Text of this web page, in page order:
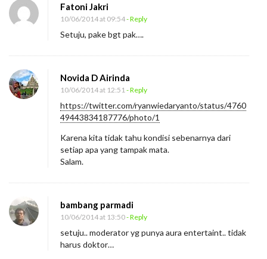
Fatoni Jakri
10/06/2014 at 09:54- Reply
Setuju, pake bgt pak….
Novida D Airinda
10/06/2014 at 12:51 - Reply
https://twitter.com/ryanwiedaryanto/status/4760
49443834187776/photo/1
Karena kita tidak tahu kondisi sebenarnya dari
setiap apa yang tampak mata.
Salam.
bambang parmadi
10/06/2014 at 13:50- Reply
setuju.. moderator yg punya aura entertaint.. tidak
harus doktor…